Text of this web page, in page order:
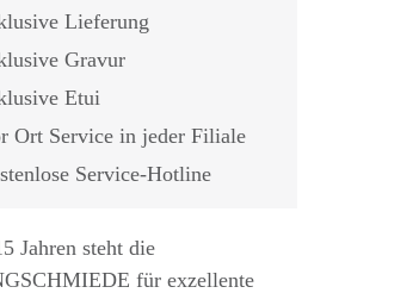
€
Lieferung
Gravur
Etui
Ort Service in jeder Filiale
Service-Hotline
Jahren steht die
für exzellente